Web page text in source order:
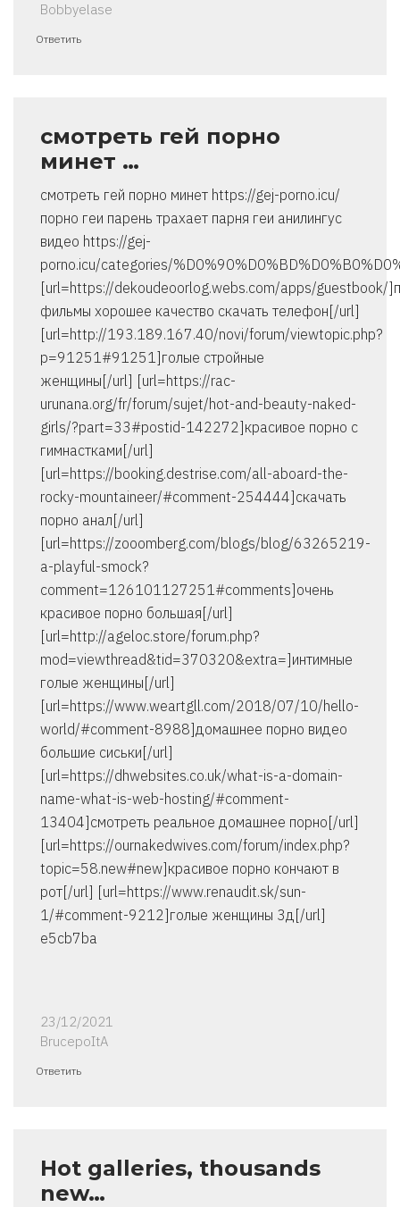
Bobbyelase
Ответить
смотреть гей порно
минет …
смотреть гей порно минет https://gej-porno.icu/
порно геи парень трахает парня геи анилингус
видео https://gej-
porno.icu/categories/
[url=https://dekoudeoorlog.webs.com/apps/guestbook/
фильмы хорошее качество скачать телефон[/url]
[url=http://193.189.167.40/novi/forum/viewtopic.php?
p=91251#91251]голые стройные
женщины[/url] [url=https://rac-
urunana.org/fr/forum/sujet/hot-and-beauty-naked-
girls/?part=33#postid-142272]красивое порно с
гимнастками[/url]
[url=https://booking.destrise.com/all-aboard-the-
rocky-mountaineer/#comment-254444]скачать
порно анал[/url]
[url=https://zooomberg.com/blogs/blog/63265219-
a-playful-smock?
comment=126101127251#comments]очень
красивое порно большая[/url]
[url=http://ageloc.store/forum.php?
mod=viewthread&tid=370320&extra=]интимные
голые женщины[/url]
[url=https://www.weartgll.com/2018/07/10/hello-
world/#comment-8988]домашнее порно видео
большие сиськи[/url]
[url=https://dhwebsites.co.uk/what-is-a-domain-
name-what-is-web-hosting/#comment-
13404]смотреть реальное домашнее порно[/url]
[url=https://ournakedwives.com/forum/index.php?
topic=58.new#new]красивое порно кончают в
рот[/url] [url=https://www.renaudit.sk/sun-
1/#comment-9212]голые женщины 3д[/url]
e5cb7ba
23/12/2021
BrucepoItA
Ответить
Hot galleries, thousands
new…